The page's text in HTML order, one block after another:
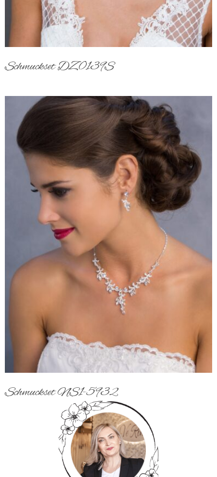
Schmuckset DZ0139S
Schmuckset NS1-5932